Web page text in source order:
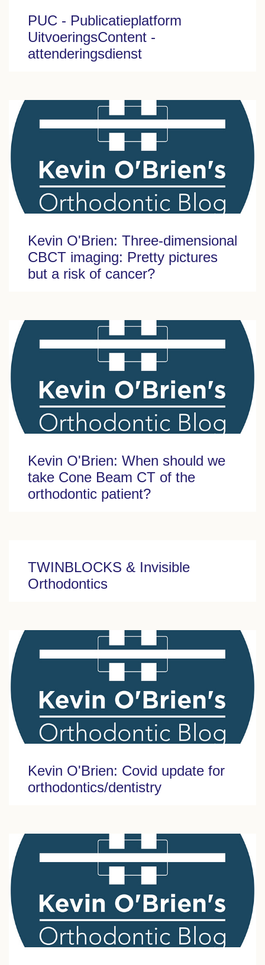
PUC - Publicatieplatform
UitvoeringsContent -
attenderingsdienst
Kevin O'Brien: Three-dimensional
CBCT imaging: Pretty pictures
but a risk of cancer?
Kevin O'Brien: When should we
take Cone Beam CT of the
orthodontic patient?
TWINBLOCKS & Invisible
Orthodontics
Kevin O'Brien: Covid update for
orthodontics/dentistry